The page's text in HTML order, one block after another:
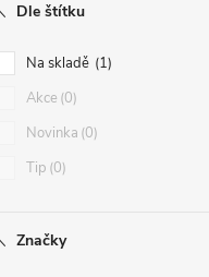
Dle štítku
Na skladě 1
Akce 0
Novinka 0
Tip 0
Značky